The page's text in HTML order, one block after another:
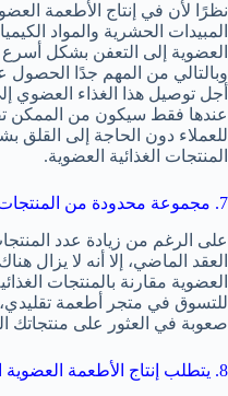
نظرًا لأن في إنتاج الأطعمة
المبيدات الحشرية والمواد
العضوية إلى التعفن بشكل أسرع
وبالتالي من المهم جدًا
أجل توصيل هذا الغذاء العضوي
عندها فقط سيكون من الممكن
للعملاء دون الحاجة إلى القلق
المنتجات الغذائية العضوية.
7. مجموعة محدودة من المنتجات:
على الرغم من زيادة عدد
العقد الماضي، إلا أنه لا يزال
العضوية مقارنة بالمنتجات
للتسوق في متجر أطعمة
صعوبة في العثور على منتجاتك
8. يتطلب إنتاج الأطعمة العضوية الكثير من العمل: